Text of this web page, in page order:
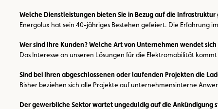
Welche Dienstleistungen bieten Sie in Bezug auf die
Energolux hat sein 40-jähriges Bestehen gefeiert. Die Erfahrung
Wer sind Ihre Kunden? Welche Art von Unternehmen wendet
Das Interesse an unseren Lösungen für die Elektromobilität
Sind bei Ihren abgeschlossenen oder laufenden Projekten die
Bisher beziehen sich alle Projekte auf unternehmensinterne
Der gewerbliche Sektor wartet ungeduldig auf die Ankündigung